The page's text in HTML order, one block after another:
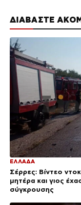
ΔΙΑΒΑΣΤΕ
ΕΛΛΑΔΑ
Σέρρες: Βίντεο
μητέρα και γιος
σύγκρουσης